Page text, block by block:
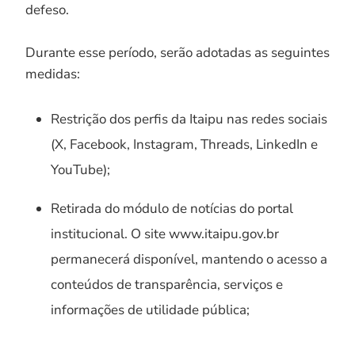
defeso.
Durante esse período, serão adotadas as seguintes
medidas:
Restrição dos perfis da Itaipu nas redes sociais
(X, Facebook, Instagram, Threads, LinkedIn e
YouTube);
Retirada do módulo de notícias do portal
institucional. O site www.itaipu.gov.br
permanecerá disponível, mantendo o acesso a
conteúdos de transparência, serviços e
informações de utilidade pública;